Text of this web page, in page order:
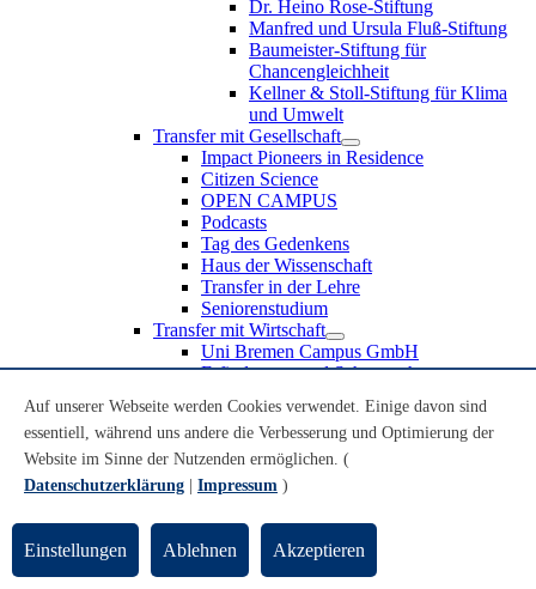
Dr. Heino Rose-Stiftung
Manfred und Ursula Fluß-Stiftung
Baumeister-Stiftung für
Chancengleichheit
Kellner & Stoll-Stiftung für Klima
und Umwelt
Transfer mit Gesellschaft
Impact Pioneers in Residence
Citizen Science
OPEN CAMPUS
Podcasts
Tag des Gedenkens
Haus der Wissenschaft
Transfer in der Lehre
Seniorenstudium
Transfer mit Wirtschaft
Uni Bremen Campus GmbH
Erfindungen und Schutzrechte
Recruiting an der Universität Bremen
Weiterbildung an der Universität Bremen
Transfer mit Schule
Schülerinnen und Schüler
Schulklassen
Lehrkräfte
Gründungsunterstützung
Auf unserer Webseite werden Cookies verwendet. Einige davon sind
essentiell, während uns andere die Verbesserung und Optimierung der
Website im Sinne der Nutzenden ermöglichen. (
Datenschutzerklärung
Impressum )
Einstellungen Ablehnen Akzeptieren